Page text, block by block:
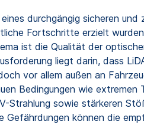
durchgängig sicheren und
Fortschritte erzielt
ist die Qualität der
liegt darin, dass
vor allem außen an
Bedingungen wie extremen
Strahlung sowie stärkeren
Gefährdungen können die